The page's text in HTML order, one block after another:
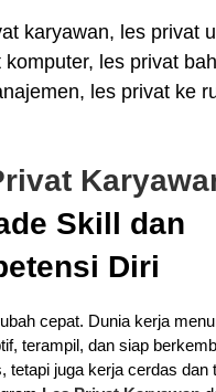
Skill dan
Diri
cepat. Dunia kerja
terampil, dan siap
tetapi juga kerja cerdas dan